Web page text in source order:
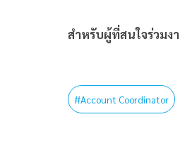
สำหรับผู้ที่สนใจร่วม
#Account Coordinator